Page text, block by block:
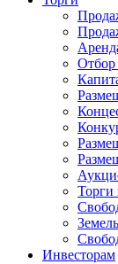
Отбор
Торги
Инвесторам